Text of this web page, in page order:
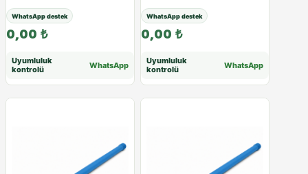
WhatsApp destek
0,00 ₺
Uyumluluk
kontrolü
WhatsApp
WhatsApp destek
0,00 ₺
Uyumluluk
kontrolü
WhatsApp